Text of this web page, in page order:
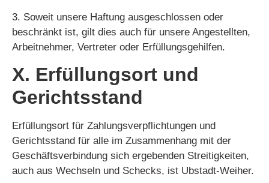
3. Soweit unsere Haftung ausgeschlossen oder
beschränkt ist, gilt dies auch für unsere Angestellten,
Arbeitnehmer, Vertreter oder Erfüllungsgehilfen.
X. Erfüllungsort und
Gerichtsstand
Erfüllungsort für Zahlungsverpflichtungen und
Gerichtsstand für alle im Zusammenhang mit der
Geschäftsverbindung sich ergebenden Streitigkeiten,
auch aus Wechseln und Schecks, ist Ubstadt-Weiher.